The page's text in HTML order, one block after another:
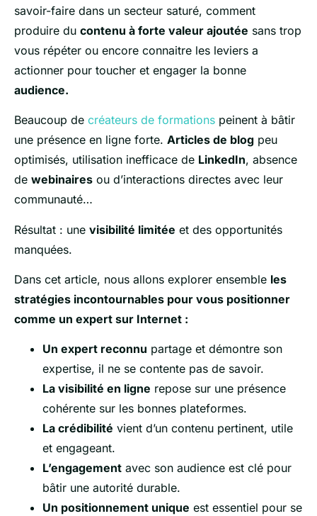
savoir-faire dans un secteur saturé, comment
produire du contenu à forte valeur ajoutée sans trop
vous répéter ou encore connaitre les leviers a
actionner pour toucher et engager la bonne
audience.
Beaucoup de créateurs de formations peinent à bâtir
une présence en ligne forte. Articles de blog peu
optimisés, utilisation inefficace de LinkedIn, absence
de webinaires ou d’interactions directes avec leur
communauté…
Résultat : une visibilité limitée et des opportunités
manquées.
Dans cet article, nous allons explorer ensemble les
stratégies incontournables pour vous positionner
comme un expert sur Internet :
Un expert reconnu partage et démontre son
expertise, il ne se contente pas de savoir.
La visibilité en ligne repose sur une présence
cohérente sur les bonnes plateformes.
La crédibilité vient d’un contenu pertinent, utile
et engageant.
L’engagement avec son audience est clé pour
bâtir une autorité durable.
Un positionnement unique est essentiel pour se